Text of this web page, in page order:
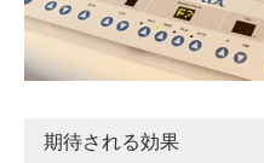
期待される効果